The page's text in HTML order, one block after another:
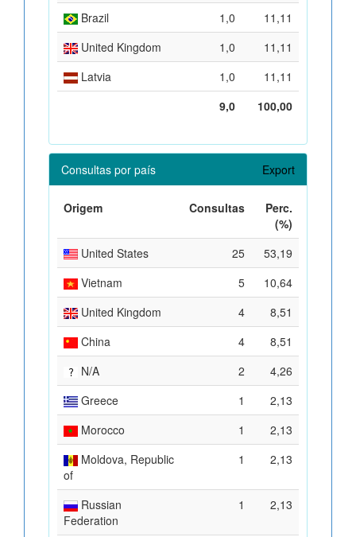
Brazil
1,0
11,11
United Kingdom
1,0
11,11
Latvia
1,0
11,11
9,0
100,00
Consultas por país Export
Origem Consultas
Perc.
(%)
United States
25
53,19
Vietnam
5
10,64
United Kingdom
4
8,51
China
4
8,51
N/A
2
4,26
Greece
1
2,13
Morocco
1
2,13
Moldova, Republic
of
1 2,13
Russian
Federation
1 2,13